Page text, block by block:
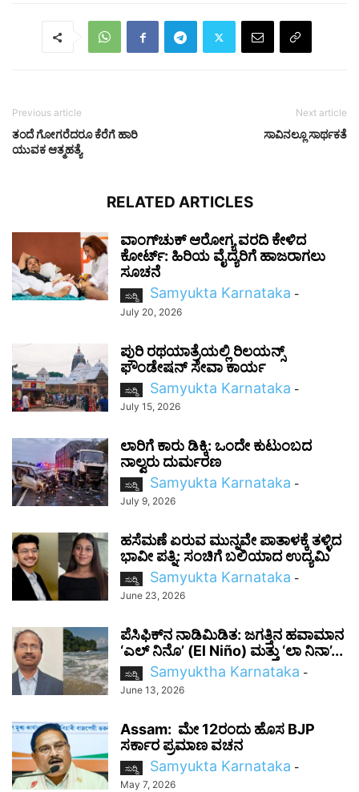
Previous article
ತಂದೆ ಗೋಗರೆದರೂ ಕೆರೆಗೆ ಹಾರಿ
ಯುವಕ ಆತ್ಮಹತ್ಯೆ
Next article
ಸಾವಿನಲ್ಲೂ ಸಾರ್ಥಕತೆ
RELATED ARTICLES
ವಾಂಗ್‌ಚುಕ್ ಆರೋಗ್ಯ ವರದಿ ಕೇಳಿದ
ಕೋರ್ಟ್: ಹಿರಿಯ ವೈದ್ಯರಿಗೆ ಹಾಜರಾಗಲು
ಸೂಚನೆ
ಸುದ್ದಿ Samyukta Karnataka -
July 20, 2026
ಪುರಿ ರಥಯಾತ್ರೆಯಲ್ಲಿ ರಿಲಯನ್ಸ್
ಫೌಂಡೇಷನ್ ಸೇವಾ ಕಾರ್ಯ
ಸುದ್ದಿ Samyukta Karnataka -
July 15, 2026
ಲಾರಿಗೆ ಕಾರು ಡಿಕ್ಕಿ: ಒಂದೇ ಕುಟುಂಬದ
ನಾಲ್ವರು ದುರ್ಮರಣ
ಸುದ್ದಿ Samyukta Karnataka -
July 9, 2026
ಹಸೆಮಣೆ ಏರುವ ಮುನ್ನವೇ ಪಾತಾಳಕ್ಕೆ ತಳ್ಳಿದ
ಭಾವೀ ಪತ್ನಿ: ಸಂಚಿಗೆ ಬಲಿಯಾದ ಉದ್ಯಮಿ
ಸುದ್ದಿ Samyukta Karnataka -
June 23, 2026
ಪೆಸಿಫಿಕ್‌ನ ನಾಡಿಮಿಡಿತ: ಜಗತ್ತಿನ ಹವಾಮಾನ
‘ಎಲ್ ನಿನೊ’ (El Niño) ಮತ್ತು ‘ಲಾ ನಿನಾ’...
ಸುದ್ದಿ Samyuktha Karnataka -
June 13, 2026
Assam: ಮೇ 12ರಂದು ಹೊಸ BJP
ಸರ್ಕಾರ ಪ್ರಮಾಣ ವಚನ
ಸುದ್ದಿ Samyukta Karnataka -
May 7, 2026